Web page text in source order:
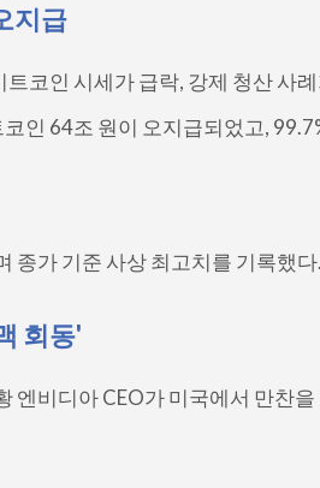
지급
코인 시세가 급락, 강제 청산 사
인 64조 원이 오지급되었고,
종가 기준 사상 최고치를 기록했다.
회동'
엔비디아 CEO가 미국에서 만찬을